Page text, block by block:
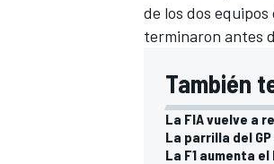
de los dos equipos
terminaron antes
También
La FIA vuelve a
La parrilla del
La F1 aumenta